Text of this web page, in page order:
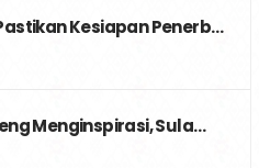
Kesiapan Penerb…
Menginspirasi, Sula…